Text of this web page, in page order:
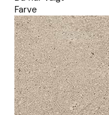
Farve